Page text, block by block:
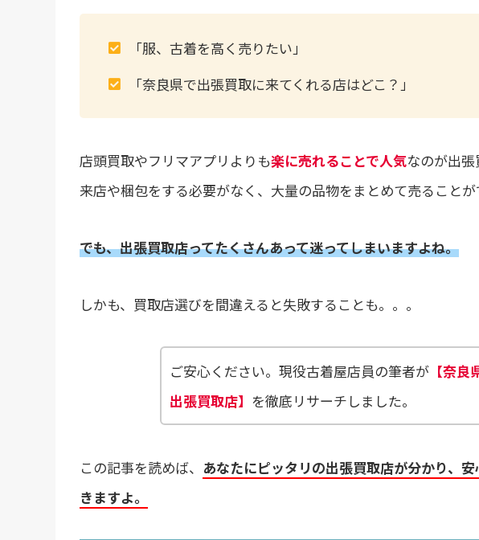
「服、古着を高く売りたい」
「奈良県で出張買取に来てくれる店はどこ？」
店頭買取やフリマアプリよりも楽に売れることで人気なのが出張
来店や梱包をする必要がなく、大量の品物をまとめて売ることが
でも、出張買取店ってたくさんあって迷ってしまいますよね。
しかも、買取店選びを間違えると失敗することも。。。
ご安心ください。現役古着屋店員の筆者が 【奈
出張買取店】 を徹底リサーチしました。
この記事を読めば、 あなたにピッタリの出張買取店が分かり、
きますよ。